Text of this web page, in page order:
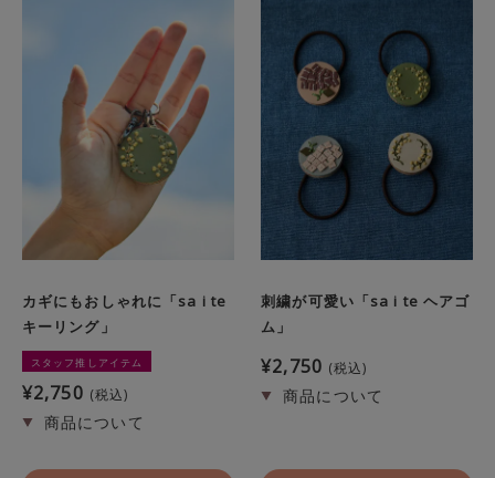
カギにもおしゃれに「sa i te
キーリング」
スタッフ推しアイテム
¥2,750 税込
刺繍が可愛い「sa i te ヘアゴ
ム」
¥2,750 税込